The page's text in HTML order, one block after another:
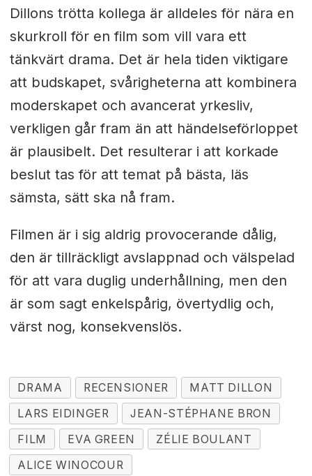
Dillons trötta kollega är alldeles för nära en
skurkroll för en film som vill vara ett
tänkvärt drama. Det är hela tiden viktigare
att budskapet, svårigheterna att kombinera
moderskapet och avancerat yrkesliv,
verkligen går fram än att händelseförloppet
är plausibelt. Det resulterar i att korkade
beslut tas för att temat på bästa, läs
sämsta, sätt ska nå fram.
Filmen är i sig aldrig provocerande dålig,
den är tillräckligt avslappnad och välspelad
för att vara duglig underhållning, men den
är som sagt enkelspårig, övertydlig och,
värst nog, konsekvenslös.
DRAMA RECENSIONER
MATT DILLON
LARS EIDINGER
JEAN-STÉPHANE BRON
FILM
EVA GREEN
ZÉLIE BOULANT
ALICE WINOCOUR